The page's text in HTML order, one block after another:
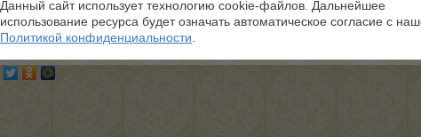
Данный сайт использует технологию cookie-файлов. Дальнейшее
использование ресурса будет означать автоматическое согласие с
Политикой конфиденциальности